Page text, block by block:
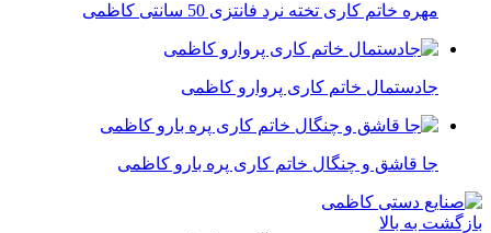
مهره خاتم کاری تخته نرد فانتزی 50 سانتی کاظمی
جادستمال خاتم کاری پروارو کاظمی
جا قاشق و چنگال خاتم کاری پره بارو کاظمی
بازگشت به بالا